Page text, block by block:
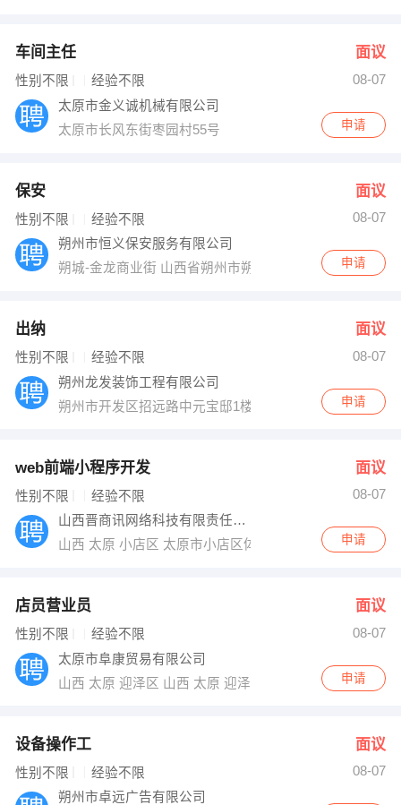
车间主任 面议
性别不限 经验不限
08-07
太原市金义诚机械有限公司
太原市长风东街枣园村55号
申请
保安 面议
性别不限 经验不限
08-07
朔州市恒义保安服务有限公司
朔城-金龙商业街 山西省朔州市朔城区张辽南路
申请
出纳 面议
性别不限 经验不限
08-07
朔州龙发装饰工程有限公司
朔州市开发区招远路中元宝邸1楼
申请
web前端小程序开发 面议
性别不限 经验不限
08-07
山西晋商讯网络科技有限责任公司
山西 太原 小店区 太原市小店区体育路62号永利国际中心
申请
店员营业员 面议
性别不限 经验不限
08-07
太原市阜康贸易有限公司
山西 太原 迎泽区 山西 太原 迎泽区铜锣湾国际公寓
申请
设备操作工 面议
性别不限 经验不限
08-07
朔州市卓远广告有限公司